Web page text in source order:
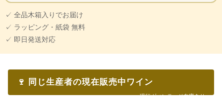
✓ 全品木箱入りでお届け
✓ ラッピング・紙袋 無料
✓ 即日発送対応
🍷 同じ生産者の現在販売中ワイン
現行ヴィンテージ在庫あり